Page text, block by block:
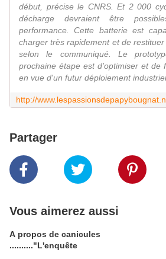
début, précise le CNRS. Et 2 000
décharge devraient être
performance. Cette batterie est
charger très rapidement et de restituer
selon le communiqué. Le
prochaine étape est d'optimiser et de
en vue d'un futur déploiement
Partager
Vous aimerez aussi
A propos de canicules
.........."L'enquête